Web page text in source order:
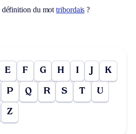
définition du mottribordais ?
E F G H I J K
P Q R S T U
Z